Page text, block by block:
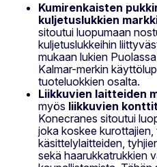
Kumirenkaisten
kuljetuslukkien
sitoutui luopumaan
kuljetuslukkeihin
mukaan lukien
Kalmar-merkin
tuoteluokkien osalta.
Liikkuvien laitteiden
myös liikkuvien
Konecranes sitoutui
joka koskee
käsittelylaitteiden,
sekä haarukkatrukkien